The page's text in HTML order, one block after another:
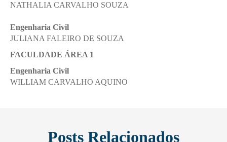
NATHALIA CARVALHO SOUZA
Engenharia Civil
JULIANA FALEIRO DE SOUZA
FACULDADE ÁREA 1
Engenharia Civil
WILLIAM CARVALHO AQUINO
Posts Relacionados